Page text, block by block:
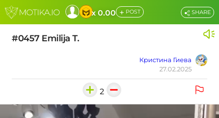
x 0.00 + POST
#0457 Emilija T.
Кристина Гиева
27.02.2025
SHARE
2